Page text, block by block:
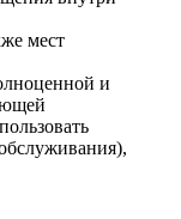
мест
и